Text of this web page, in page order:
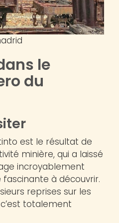
le
du
est le résultat de
minière, qui a laissé
incroyablement
à découvrir.
reprises sur les
totalement